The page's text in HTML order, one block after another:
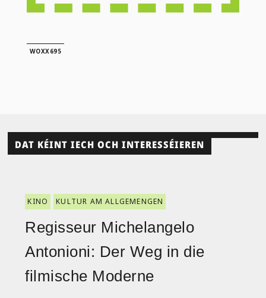
WOXX695
DAT KÉINT IECH OCH INTERESSÉIEREN
KINO KULTUR AM ALLGEMENGEN
Regisseur Michelangelo
Antonioni: Der Weg in die
filmische Moderne